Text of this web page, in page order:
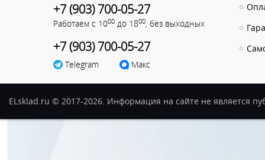
+7 (903) 700-05-27
Работаем с 1000 до 1800 , без выходных
+7 (903) 700-05-27
Telegram Макс
ELsklad.ru © 2017-2026. Информация на сайте не является